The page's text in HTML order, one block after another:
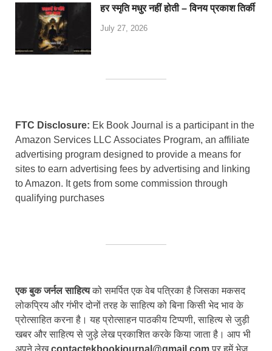
हर स्मृति मधुर नहीं होती – विनय प्रकाश तिर्की
July 27, 2026
FTC Disclosure: Ek Book Journal is a participant in the
Amazon Services LLC Associates Program, an affiliate
advertising program designed to provide a means for
sites to earn advertising fees by advertising and linking
to Amazon. It gets from some commission through
qualifying purchases
एक बुक जर्नल साहित्यको समर्पित एक वेब पत्रिका है जिसका मकसद
लोकप्रिय और गंभीर दोनों तरह के साहित्य को बिना किसी भेद भाव के
प्रोत्साहित करना है। यह प्रोत्साहन पाठकीय टिप्पणी, साहित्य से जुड़ी
खबर और साहित्य से जुड़े लेख प्रकाशित करके किया जाता है। आप भी